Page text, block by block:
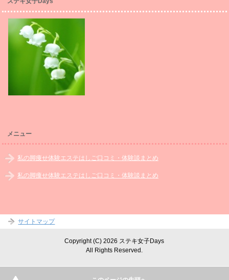
メニュー
私の脚痩せ体験エステはしご口コミ・体験談まとめ
私の脚痩せ体験エステはしご口コミ・体験談まとめ
サイトマップ
Copyright (C) 2026 ステキ女子Days
All Rights Reserved.